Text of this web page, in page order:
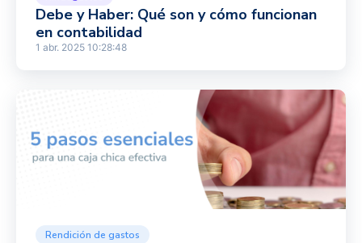
Debe y Haber: Qué son y cómo funcionan
en contabilidad
1 abr. 2025 10:28:48
Rendición de gastos